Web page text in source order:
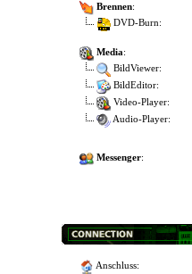
Brennen:
DVD-Burn:
Media:
BildViewer:
BildEditor:
Video-Player:
Audio-Player:
Messenger:
Anschluss: